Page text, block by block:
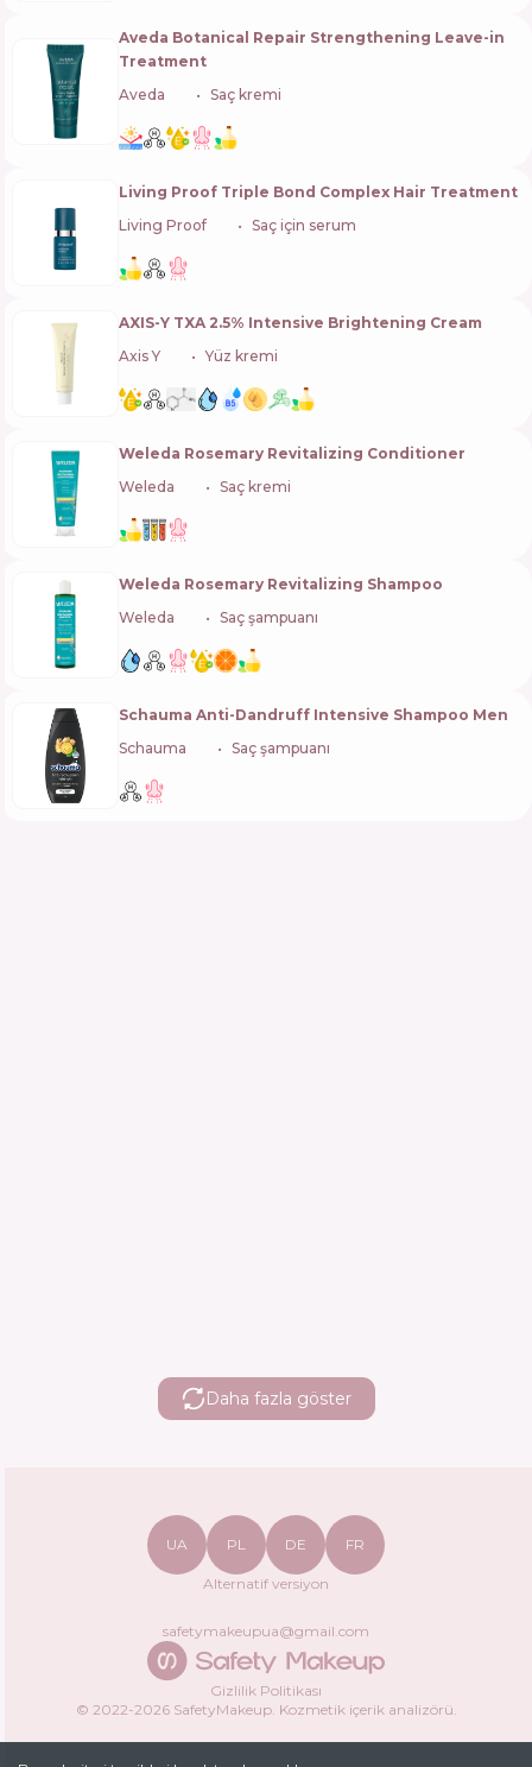
Aveda Botanical Repair Strengthening Leave-in
Treatment
Aveda
Saç kremi
Living Proof Triple Bond Complex Hair Treatment
Living Proof
Saç için serum
AXIS-Y TXA 2.5% Intensive Brightening Cream
Axis Y
Yüz kremi
Weleda Rosemary Revitalizing Conditioner
Weleda
Saç kremi
Weleda Rosemary Revitalizing Shampoo
Weleda
Saç şampuanı
Schauma Anti-Dandruff Intensive Shampoo Men
Schauma
Saç şampuanı
Daha fazla göster
Gizlilik Politikası
© 2022-2026SafetyMakeup. Kozmetik içerik analizörü.
UA PL DE FR
Alternatif versiyon
safetymakeupua@gmail.com